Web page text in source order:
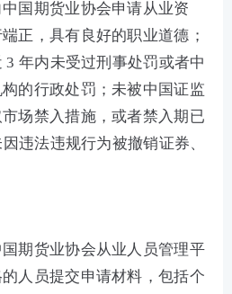
国期货业协会申请从业资
正，具有良好的职业道德；
年内未受过刑事处罚或者中
的行政处罚；未被中国证监
场禁入措施，或者禁入期已
违法违规行为被撤销证券、
期货业协会从业人员管理平
人员提交申请材料，包括个